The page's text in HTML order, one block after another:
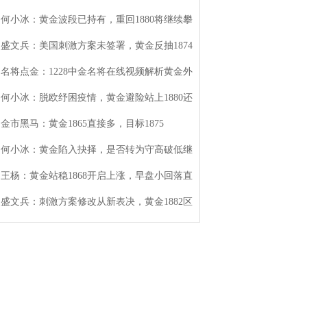
何小冰：黄金波段已持有，重回1880将继续攀
盛文兵：美国刺激方案未签署，黄金反抽1874
名将点金：1228中金名将在线视频解析黄金外
何小冰：脱欧纾困疫情，黄金避险站上1880还
金市黑马：黄金1865直接多，目标1875
何小冰：黄金陷入抉择，是否转为守高破低继
王杨：黄金站稳1868开启上涨，早盘小回落直
盛文兵：刺激方案修改从新表决，黄金1882区